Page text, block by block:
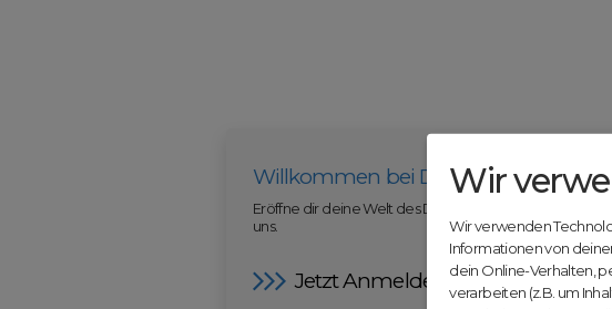
Willkommen bei
Eröffne dir deine Welt des Domainhandels mit deiner
uns.
Jetzt Anmelden
Wir
Wir verwenden
Informationen von
dein Online-Verhalten,
verarbeiten (z.B. um